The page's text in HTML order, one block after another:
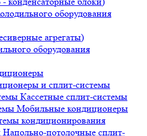
оборудования
агрегаты)
оборудования
и сплит-системы
Кассетные сплит-системы
Мобильные кондиционеры
кондиционирования
Напольно-потолочные сплит-